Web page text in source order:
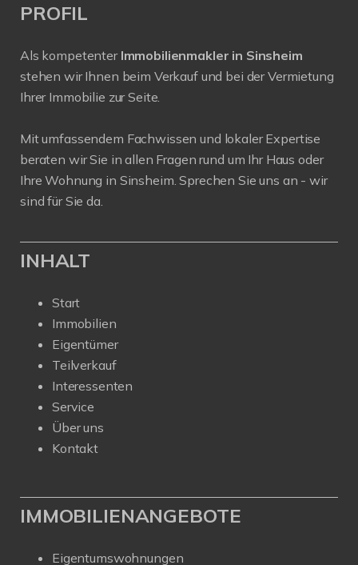
PROFIL
Als kompetenter Immobilienmakler in Sinsheim
stehen wir Ihnen beim Verkauf und bei der Vermietung
Ihrer Immobilie zur Seite.
Mit umfassendem Fachwissen und lokaler Expertise
beraten wir Sie in allen Fragen rund um Ihr Haus oder
Ihre Wohnung in Sinsheim. Sprechen Sie uns an - wir
sind für Sie da.
INHALT
Start
Immobilien
Eigentümer
Teilverkauf
Interessenten
Service
Über uns
Kontakt
IMMOBILIENANGEBOTE
Eigentumswohnungen